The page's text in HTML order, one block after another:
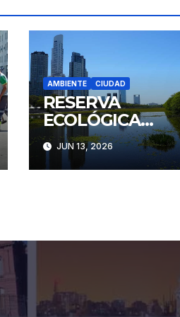
AMBIENTE CIUDAD
RESERVA
ECOLÓGICA
COSTANERA
40 AÑOS
JUN 13, 2026